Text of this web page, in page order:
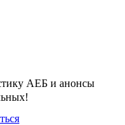
АЕБ и анонсы